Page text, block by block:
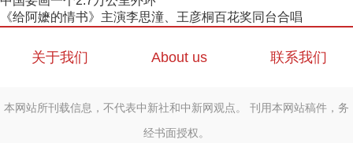
《给阿嬷的情书》主演李思潼、王彦桐百花奖同台合唱
关于我们 About us 联系我们
本网站所刊载信息，不代表中新社和中新网观点。 刊用本网站稿件，务
经书面授权。